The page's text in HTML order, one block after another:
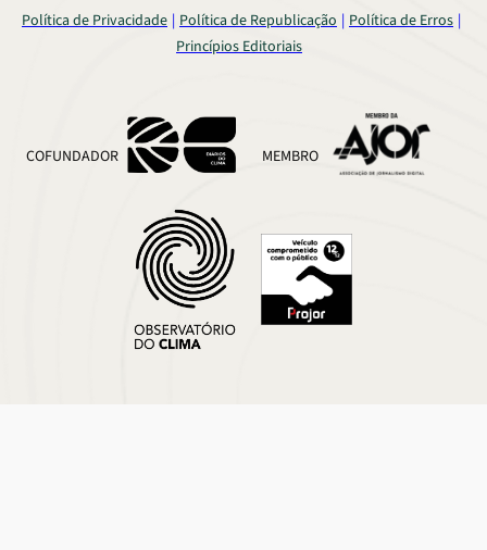
Política de Privacidade Política de Republicação
Política de Erros
Princípios Editoriais
COFUNDADOR MEMBRO